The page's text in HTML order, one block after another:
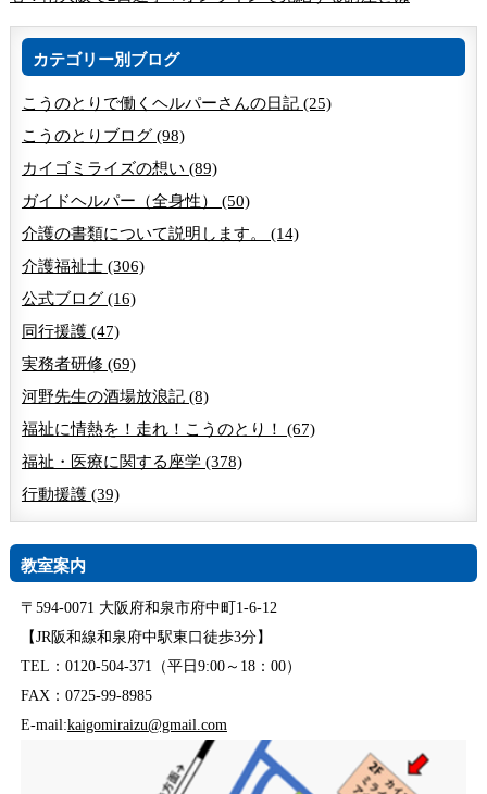
カテゴリー別ブログ
こうのとりで働くヘルパーさんの日記 (25)
こうのとりブログ (98)
カイゴミライズの想い (89)
ガイドヘルパー（全身性） (50)
介護の書類について説明します。 (14)
介護福祉士 (306)
公式ブログ (16)
同行援護 (47)
実務者研修 (69)
河野先生の酒場放浪記 (8)
福祉に情熱を！走れ！こうのとり！ (67)
福祉・医療に関する座学 (378)
行動援護 (39)
教室案内
〒594-0071 大阪府和泉市府中町1-6-12
【JR阪和線和泉府中駅東口徒歩3分】
TEL：0120-504-371（平日9:00～18：00）
FAX：0725-99-8985
E-mail:kaigomiraizu@gmail.com